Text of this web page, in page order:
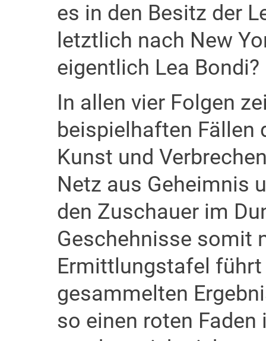
es in den Besitz der
letztlich nach New
eigentlich Lea Bondi?
In allen vier Folgen
beispielhaften Fällen
Kunst und
Netz aus Geheimnis
den Zuschauer im
Geschehnisse somit
Ermittlungstafel
gesammelten
so einen roten Faden